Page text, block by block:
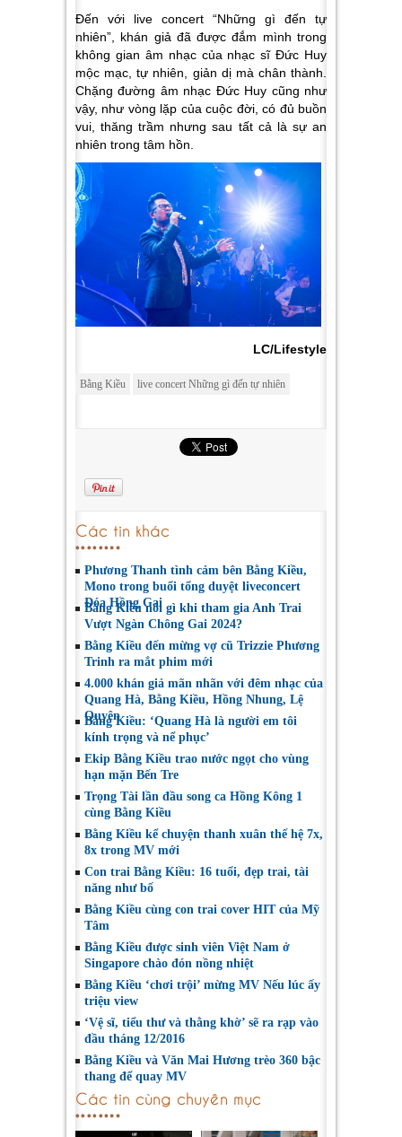
Đến với live concert “Những gì đến tự
nhiên”, khán giả đã được đắm mình trong
không gian âm nhạc của nhạc sĩ Đức Huy
mộc mạc, tự nhiên, giản dị mà chân thành.
Chặng đường âm nhạc Đức Huy cũng như
vậy, như vòng lặp của cuộc đời, có đủ buồn
vui, thăng trầm nhưng sau tất cả là sự an
nhiên trong tâm hồn.
LC/Lifestyle
Bằng Kiều live concert Những gì đến tự nhiên
Các tin khác
Phương Thanh tình cảm bên Bằng Kiều,
Mono trong buổi tổng duyệt liveconcert
Đóa Hồng Gai
Bằng Kiều nói gì khi tham gia Anh Trai
Vượt Ngàn Chông Gai 2024?
Bằng Kiều đến mừng vợ cũ Trizzie Phương
Trinh ra mắt phim mới
4.000 khán giả mãn nhãn với đêm nhạc của
Quang Hà, Bằng Kiều, Hồng Nhung, Lệ
Quyên
Bằng Kiều: ‘Quang Hà là người em tôi
kính trọng và nể phục’
Ekip Bằng Kiều trao nước ngọt cho vùng
hạn mặn Bến Tre
Trọng Tài lần đầu song ca Hồng Kông 1
cùng Bằng Kiều
Bằng Kiều kể chuyện thanh xuân thế hệ 7x,
8x trong MV mới
Con trai Bằng Kiều: 16 tuổi, đẹp trai, tài
năng như bố
Bằng Kiều cùng con trai cover HIT của Mỹ
Tâm
Bằng Kiều được sinh viên Việt Nam ở
Singapore chào đón nồng nhiệt
Bằng Kiều ‘chơi trội’ mừng MV Nếu lúc ấy
triệu view
‘Vệ sĩ, tiểu thư và thằng khờ’ sẽ ra rạp vào
đầu tháng 12/2016
Bằng Kiều và Văn Mai Hương trèo 360 bậc
thang để quay MV
Các tin cùng chuyên mục